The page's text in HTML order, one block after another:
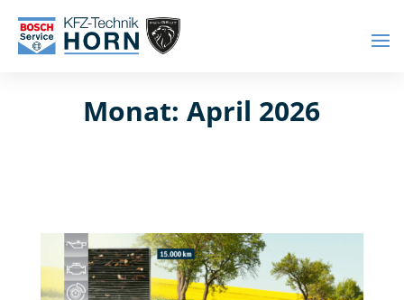
Monat:April 2026